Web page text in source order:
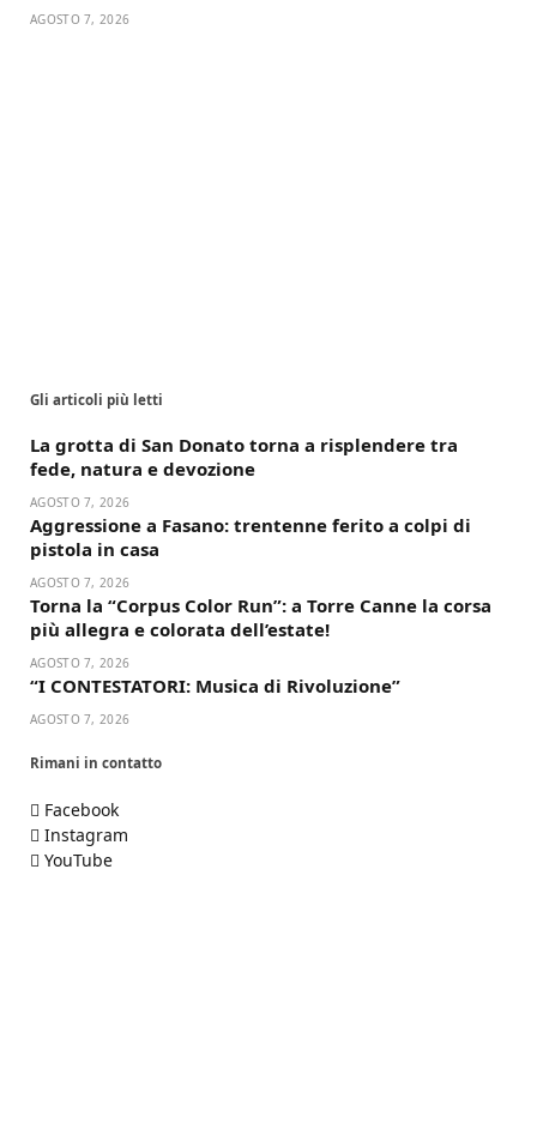
AGOSTO 7, 2026
Gli articoli più letti
La grotta di San Donato torna a risplendere tra
fede, natura e devozione
AGOSTO 7, 2026
Aggressione a Fasano: trentenne ferito a colpi di
pistola in casa
AGOSTO 7, 2026
Torna la “Corpus Color Run”: a Torre Canne la corsa
più allegra e colorata dell’estate!
AGOSTO 7, 2026
“I CONTESTATORI: Musica di Rivoluzione”
AGOSTO 7, 2026
Rimani in contatto
Facebook
Instagram
YouTube